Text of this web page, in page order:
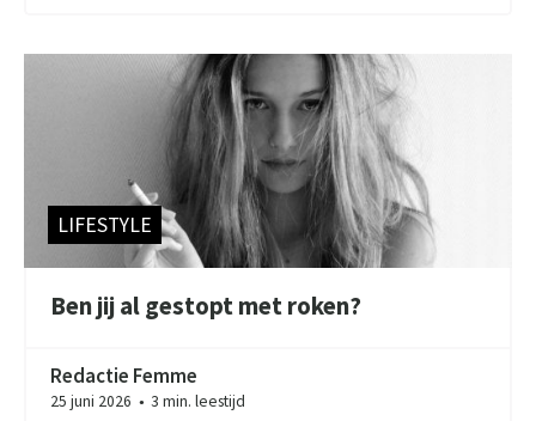
LIFESTYLE
Ben jij al gestopt met roken?
Redactie Femme
25 juni 2026 ● 3 min. leestijd